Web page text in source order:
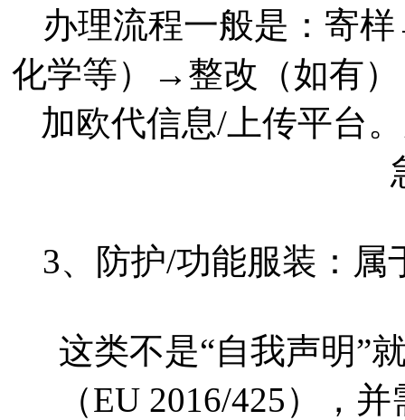
办理流程一般是：寄
化学等）→整改（如有
加欧代信息/上传平台
3、防护/功能服装：属
这类不是“自我声明”
（EU 2016/425），